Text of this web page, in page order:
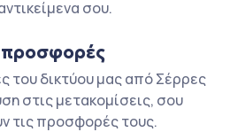
σου.
προσφορές
του δικτύου μας από Σέρρες
στις μετακομίσεις, σου
τις προσφορές τους.